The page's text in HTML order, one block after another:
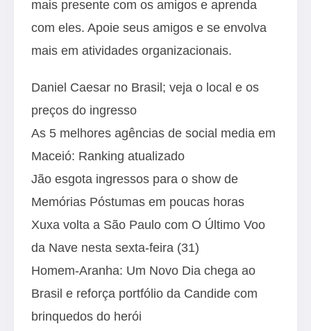
mais presente com os amigos e aprenda
com eles. Apoie seus amigos e se envolva
mais em atividades organizacionais.
Daniel Caesar no Brasil; veja o local e os
preços do ingresso
As 5 melhores agências de social media em
Maceió: Ranking atualizado
Jão esgota ingressos para o show de
Memórias Póstumas em poucas horas
Xuxa volta a São Paulo com O Último Voo
da Nave nesta sexta-feira (31)
Homem-Aranha: Um Novo Dia chega ao
Brasil e reforça portfólio da Candide com
brinquedos do herói